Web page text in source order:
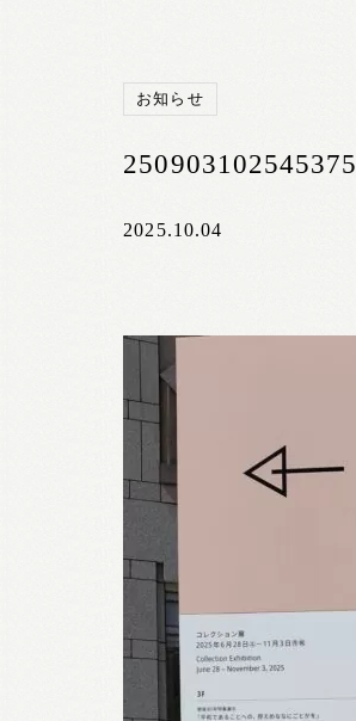
お知らせ
250903102545375
2025.10.04